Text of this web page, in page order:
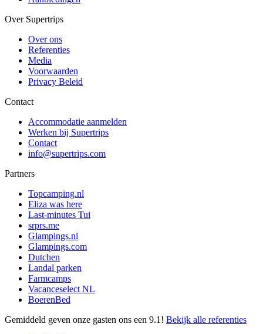
Over Supertrips
Over ons
Referenties
Media
Voorwaarden
Privacy Beleid
Contact
Accommodatie aanmelden
Werken bij Supertrips
Contact
info@supertrips.com
Partners
Topcamping.nl
Eliza was here
Last-minutes Tui
srprs.me
Glampings.nl
Glampings.com
Dutchen
Landal parken
Farmcamps
Vacanceselect NL
BoerenBed
Gemiddeld geven onze gasten ons een 9.1 ! Bekijk alle referenties